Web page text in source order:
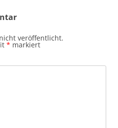
veröffentlicht.
* markiert